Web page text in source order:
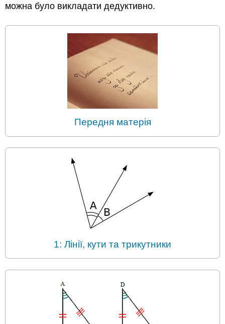
можна було викладати дедуктивно.
Передня матерія
1: Лінії, кути та трикутники